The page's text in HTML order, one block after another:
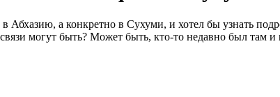
Абхазию, а конкретно в Сухуми, и хотел бы узнать
могут быть? Может быть, кто-то недавно был там